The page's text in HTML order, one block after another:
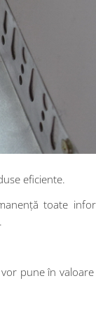
eficiente.
toate
pune în